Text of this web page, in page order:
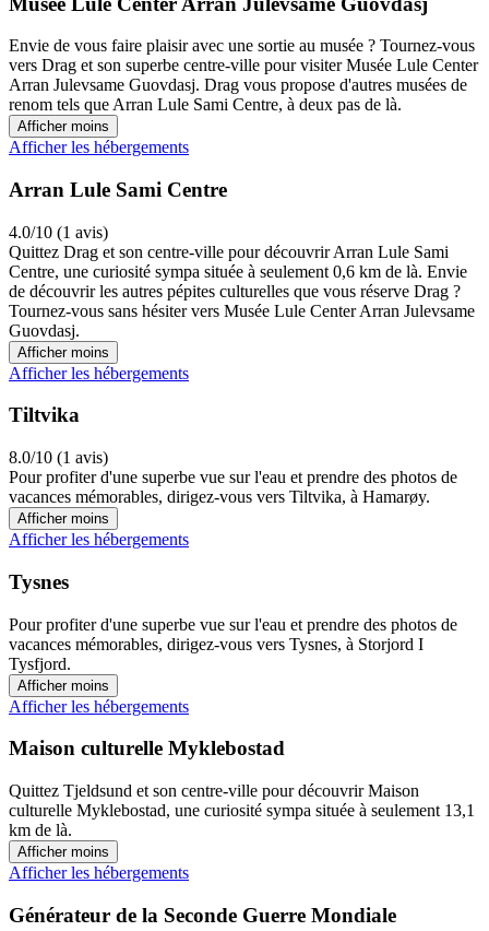
Envie de vous faire plaisir avec une sortie au musée ? Tournez-vous
vers Drag et son superbe centre-ville pour visiter Musée Lule Center
Arran Julevsame Guovdasj. Drag vous propose d'autres musées de
renom tels que Arran Lule Sami Centre, à deux pas de là.
Afficher moins
Afficher les hébergements
Arran Lule Sami Centre
4.0/10 (1 avis)
Quittez Drag et son centre-ville pour découvrir Arran Lule Sami
Centre, une curiosité sympa située à seulement 0,6 km de là. Envie
de découvrir les autres pépites culturelles que vous réserve Drag ?
Tournez-vous sans hésiter vers Musée Lule Center Arran Julevsame
Guovdasj.
Afficher moins
Afficher les hébergements
Tiltvika
8.0/10 (1 avis)
Pour profiter d'une superbe vue sur l'eau et prendre des photos de
vacances mémorables, dirigez-vous vers Tiltvika, à Hamarøy.
Afficher moins
Afficher les hébergements
Tysnes
Pour profiter d'une superbe vue sur l'eau et prendre des photos de
vacances mémorables, dirigez-vous vers Tysnes, à Storjord I
Tysfjord.
Afficher moins
Afficher les hébergements
Maison culturelle Myklebostad
Quittez Tjeldsund et son centre-ville pour découvrir Maison
culturelle Myklebostad, une curiosité sympa située à seulement 13,1
km de là.
Afficher moins
Afficher les hébergements
Générateur de la Seconde Guerre Mondiale